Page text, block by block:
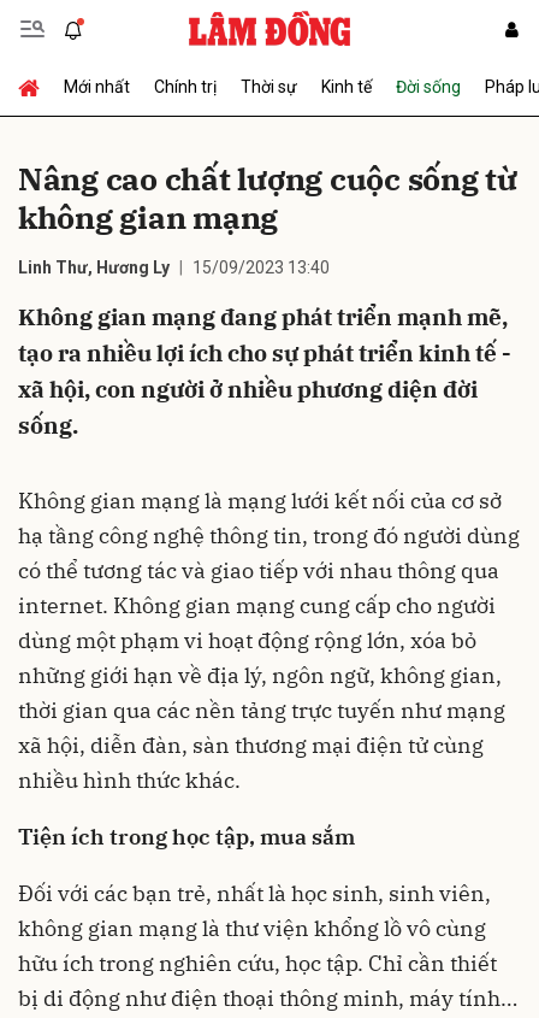
Mới nhất Chính trị Thời sự Kinh tế Đời sống Pháp
Nâng cao chất lượng cuộc sống từ
không gian mạng
Linh Thư, Hương Ly 15/09/2023 13:40
Không gian mạng đang phát triển mạnh mẽ,
tạo ra nhiều lợi ích cho sự phát triển kinh tế -
xã hội, con người ở nhiều phương diện đời
sống.
Không gian mạng là mạng lưới kết nối của cơ sở
hạ tầng công nghệ thông tin, trong đó người dùng
có thể tương tác và giao tiếp với nhau thông qua
internet. Không gian mạng cung cấp cho người
dùng một phạm vi hoạt động rộng lớn, xóa bỏ
những giới hạn về địa lý, ngôn ngữ, không gian,
thời gian qua các nền tảng trực tuyến như mạng
xã hội, diễn đàn, sàn thương mại điện tử cùng
nhiều hình thức khác.
Tiện ích trong học tập, mua sắm
Đối với các bạn trẻ, nhất là học sinh, sinh viên,
không gian mạng là thư viện khổng lồ vô cùng
hữu ích trong nghiên cứu, học tập. Chỉ cần thiết
bị di động như điện thoại thông minh, máy tính…
Gửi bình luận
Hủy Gửi